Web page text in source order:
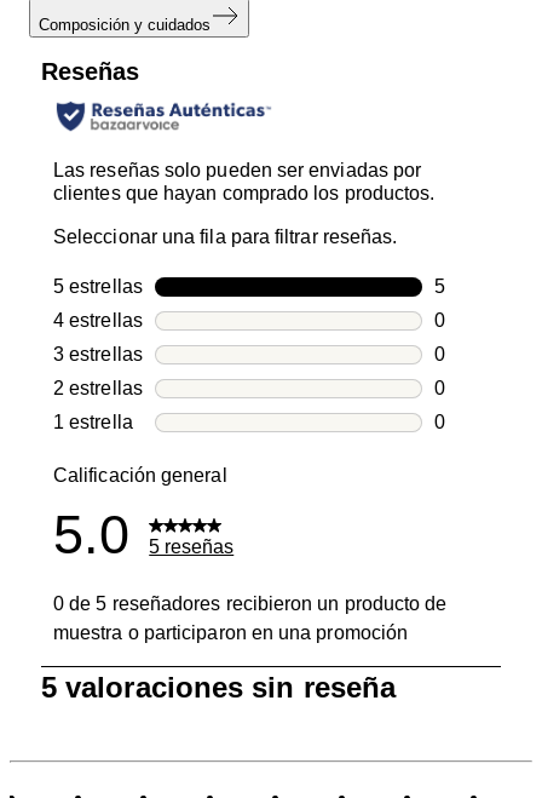
Composición y cuidados
Reseñas
Las reseñas solo pueden ser enviadas por
clientes que hayan comprado los productos.
Seleccionar una fila para filtrar reseñas.
5 estrellasestrellas
5
5 reseñas
4 estrellasestrellas
0
0 reseñas
3 estrellasestrellas
0
0 reseñas
2 estrellasestrellas
0
0 reseñas
1 estrellaestrellas
0
Calificación general
5.0 5 reseñas
0 de 5 reseñadores recibieron un producto de
muestra o participaron en una promoción
de
5 valoraciones sin reseña